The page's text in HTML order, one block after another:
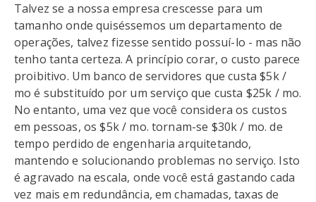
Talvez se a nossa empresa crescesse para um
tamanho onde quiséssemos um departamento de
operações, talvez fizesse sentido possuí-lo - mas não
tenho tanta certeza. A princípio corar, o custo parece
proibitivo. Um banco de servidores que custa $5k /
mo é substituído por um serviço que custa $25k / mo.
No entanto, uma vez que você considera os custos
em pessoas, os $5k / mo. tornam-se $30k / mo. de
tempo perdido de engenharia arquitetando,
mantendo e solucionando problemas no serviço. Isto
é agravado na escala, onde você está gastando cada
vez mais em redundância, em chamadas, taxas de